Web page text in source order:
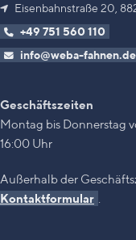
Eisenbahnstraße 20,
+49 751 560 110
info@weba-fahnen.de
Geschäftszeiten
Montag bis Donnerstag
16:00 Uhr
Außerhalb der
Kontaktformular